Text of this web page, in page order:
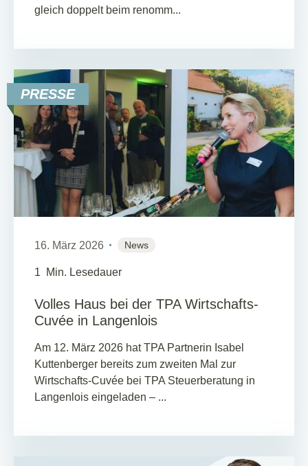
gleich doppelt beim renomm...
PRESSE
16. März 2026 News
1 Min. Lesedauer
Volles Haus bei der TPA Wirtschafts-
Cuvée in Langenlois
Am 12. März 2026 hat TPA Partnerin Isabel
Kuttenberger bereits zum zweiten Mal zur
Wirtschafts-Cuvée bei TPA Steuerberatung in
Langenlois eingeladen – ...